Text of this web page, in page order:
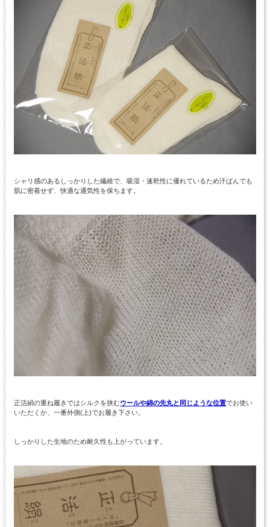
シャリ感のあるしっかりした繊維で、吸湿・速乾性に優れているため汗ばんでも
肌に密着せず、快適な通気性を保ちます。
正活絹の重ね履きではシルクを挟むウールや綿の先丸と同じような位置でお使い
いただくか、一番外側(上)でお履き下さい。
しっかりした生地のため耐久性も上がっています。